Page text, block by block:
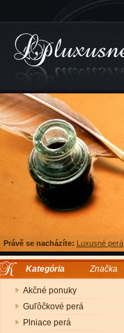
Právě se nacházíte: Luxusné perá
Kategória Značka
Akčné ponuky
Guľôčkové perá
Plniace perá